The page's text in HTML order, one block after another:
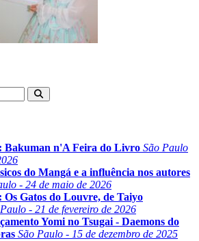
Bakuman n'A Feira do Livro São Paulo
do Mangá e a influência nos autores
- 24 de maio de 2026
Os Gatos do Louvre, de Taiyo
- 21 de fevereiro de 2026
Yomi no Tsugai - Daemons do
São Paulo - 15 de dezembro de 2025